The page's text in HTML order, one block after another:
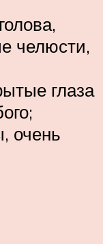
челюсти,
глаза
очень